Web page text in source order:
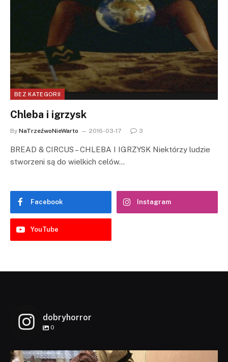
BEZ KATEGORII
Chleba i igrzysk
By NaTrzeźwoNieWarto 2016-03-17 3
BREAD & CIRCUS – CHLEBA I IGRZYSK Niektórzy ludzie
stworzeni są do wielkich celów…
Facebook Instagram
YouTube
dobryhorror
0
dobryhorror